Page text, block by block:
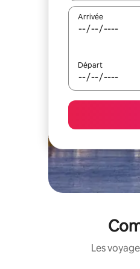
Arrivée
Départ
Les